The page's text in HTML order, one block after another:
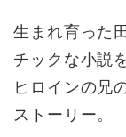
生まれ育った
チックな小説
ヒロインの兄
ストーリー。